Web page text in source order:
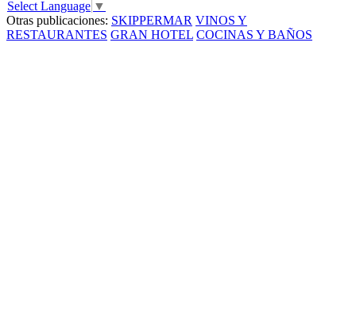
Select Language ▼
Otras publicaciones: SKIPPERMAR VINOS Y
RESTAURANTES GRAN HOTEL COCINAS Y BAÑOS